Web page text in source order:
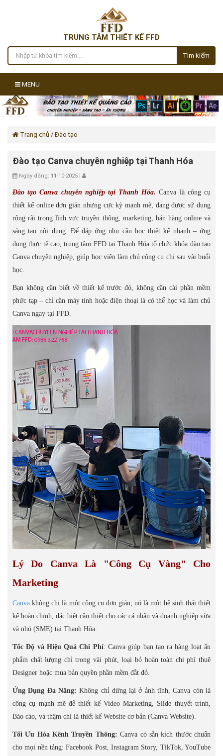
TRUNG TÂM THIẾT KẾ FFD
Tìm kiếm
MENU
Trang chủ / Đào tạo
Đào tạo Canva chuyên nghiệp tại Thanh Hóa
Ngày đăng: 11-10-2025 |
Đào tạo Canva chuyên nghiệp tại Thanh Hóa.Canva là công cụ
thiết kế online đơn giản nhưng cực kỳ mạnh mẽ, đang được sử dụng
rộng rãi trong lĩnh vực truyền thông, marketing, bán hàng online và
sáng tạo nội dung. Để đáp ứng nhu cầu học thiết kế nhanh – ứng
dụng thực tế cao, trung tâm FFD tại Thanh Hóa tổ chức khóa đào tạo
Canva chuyên nghiệp, giúp học viên làm chủ công cụ chỉ sau vài buổi
học.
Bạn không cần biết về thiết kế trước đó, không cần cài phần mềm
phức tạp – chỉ cần máy tính hoặc điện thoại là có thể học và làm chủ
Canva ngay tại FFD.
Lý Do Canva Là "Công Cụ Vàng" Cho
Marketing
Canva không chỉ là một công cụ đơn giản; nó là một hệ sinh thái thiết
kế hoàn chỉnh, đặc biệt cần thiết cho các cá nhân và doanh nghiệp vừa
và nhỏ (SME) tại Thanh Hóa:
Tốc Độ và Hiệu Quả Chi Phí: Canva giúp bạn tạo ra hàng loạt ấn
phẩm chất lượng chỉ trong vài phút, loại bỏ hoàn toàn chi phí thuê
Designer hoặc mua bản quyền phần mềm đắt đỏ.
Ứng Dụng Đa Năng: Không chỉ dừng lại ở ảnh tĩnh, Canva còn là
công cụ mạnh mẽ để thiết kế Video Marketing, Slide thuyết trình,
Báo cáo, và thậm chí là thiết kế Website cơ bản (Canva Website).
Tối Ưu Hóa Kênh Truyền Thông: Canva có sẵn kích thước chuẩn
cho mọi nền tảng: Facebook Post, Instagram Story, TikTok, YouTube